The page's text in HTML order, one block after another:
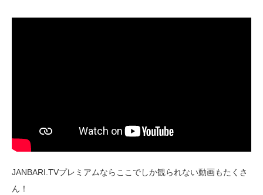
JANBARI.TVプレミアムならここでしか観られない動画もたくさ
ん！